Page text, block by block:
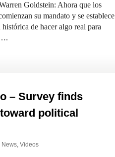
Goldstein: Ahora que los
su mandato y se establece
de hacer algo real para
– Survey finds
political
News, Videos